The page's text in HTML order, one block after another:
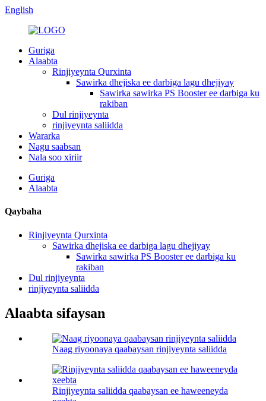
English
Guriga
Alaabta
Rinjiyeynta Qurxinta
Sawirka dhejiska ee darbiga lagu dhejiyay
Sawirka sawirka PS Booster ee darbiga ku
rakiban
Dul rinjiyeynta
rinjiyeynta saliidda
Wararka
Nagu saabsan
Nala soo xiriir
Guriga
Alaabta
Qaybaha
Rinjiyeynta Qurxinta
Sawirka dhejiska ee darbiga lagu dhejiyay
Sawirka sawirka PS Booster ee darbiga ku
rakiban
Dul rinjiyeynta
rinjiyeynta saliidda
Alaabta sifaysan
Naag riyoonaya qaabaysan rinjiyeynta saliidda
Rinjiyeynta saliidda qaabaysan ee haweeneyda